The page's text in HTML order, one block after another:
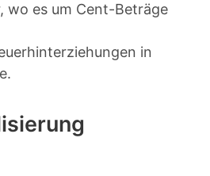
wo es um Cent-Beträge
in